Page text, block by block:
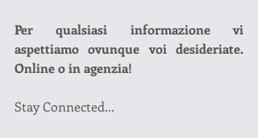
Per qualsiasi informazione vi
aspettiamo ovunque voi desideriate.
Online o in agenzia!
Stay Connected...